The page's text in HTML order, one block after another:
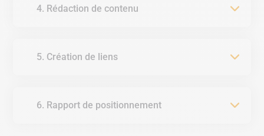
4. Rédaction de contenu
5. Création de liens
6. Rapport de positionnement